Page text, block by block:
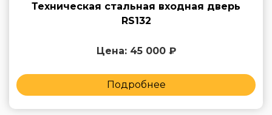
Техническая стальная входная дверь
RS132
Цена: 45 000 ₽
Подробнее